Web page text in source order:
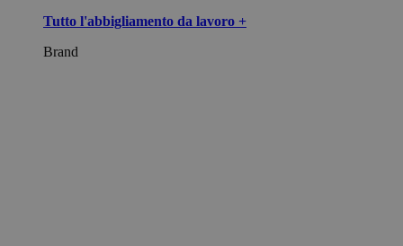
Tutto l'abbigliamento da lavoro +
Brand